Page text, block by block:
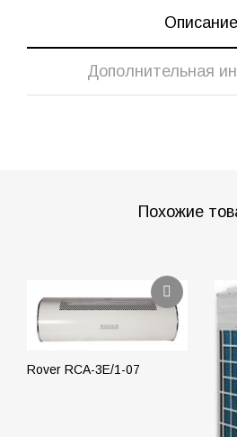
Описание
Дополнительная
Похожие
Rover RCA-3E/1-07